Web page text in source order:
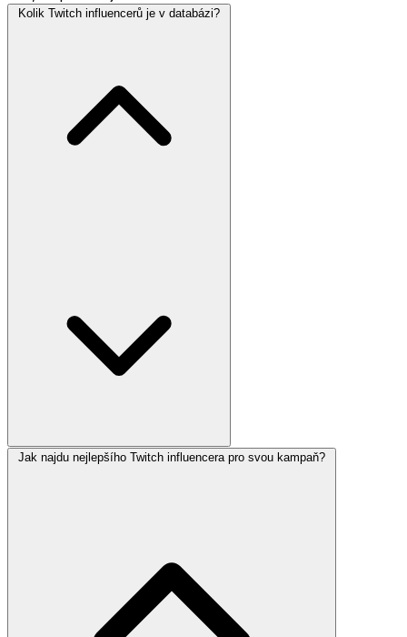
Kolik Twitch influencerů je v databázi?
Jak najdu nejlepšího Twitch influencera pro svou kampaň?